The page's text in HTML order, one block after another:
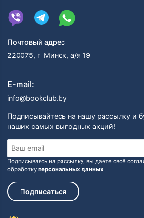
несколько раз приглашал
доктора-психиатра Октавию
помочь ничем не могла. По
психиатров и психологов,
писательница страдала
маниакально-депрессивного
стадии мании (т. е. душевного
физических и творческих сил)
стадиями депрессии (полной
сопровождающейся
Возможно, причиной болезни
головного мозга, однако
как сегодня, поэтому лечение
основном, к усиленному питанию и
Почтовый адрес
220075, г. Минск, а/я 19
E-mail:
info@bookclub.by
Подписывайтесь на нашу рассылку и
наших самых выгодных акций!
Подписываясь на рассылку, вы даете своё
обработку персональных данных
Подписаться